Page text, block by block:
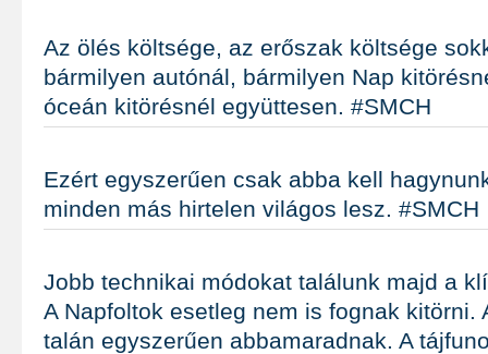
Az ölés költsége, az erőszak költsége
bármilyen autónál, bármilyen Nap
óceán kitörésnél együttesen. #SMCH
Ezért egyszerűen csak abba kell
minden más hirtelen világos lesz. #SMCH
Jobb technikai módokat találunk majd a
A Napfoltok esetleg nem is fognak kitörni.
talán egyszerűen abbamaradnak. A